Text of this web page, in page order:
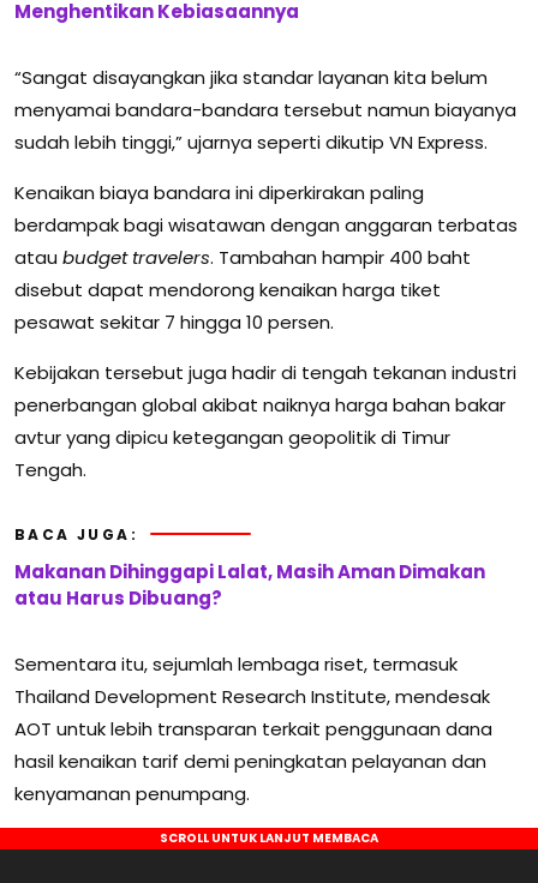
Menghentikan Kebiasaannya
“Sangat disayangkan jika standar layanan kita belum
menyamai bandara-bandara tersebut namun biayanya
sudah lebih tinggi,” ujarnya seperti dikutip VN Express.
Kenaikan biaya bandara ini diperkirakan paling
berdampak bagi wisatawan dengan anggaran terbatas
atau budget travelers. Tambahan hampir 400 baht
disebut dapat mendorong kenaikan harga tiket
pesawat sekitar 7 hingga 10 persen.
Kebijakan tersebut juga hadir di tengah tekanan industri
penerbangan global akibat naiknya harga bahan bakar
avtur yang dipicu ketegangan geopolitik di Timur
Tengah.
BACA JUGA:
Makanan Dihinggapi Lalat, Masih Aman Dimakan
atau Harus Dibuang?
Sementara itu, sejumlah lembaga riset, termasuk
Thailand Development Research Institute, mendesak
AOT untuk lebih transparan terkait penggunaan dana
hasil kenaikan tarif demi peningkatan pelayanan dan
kenyamanan penumpang.